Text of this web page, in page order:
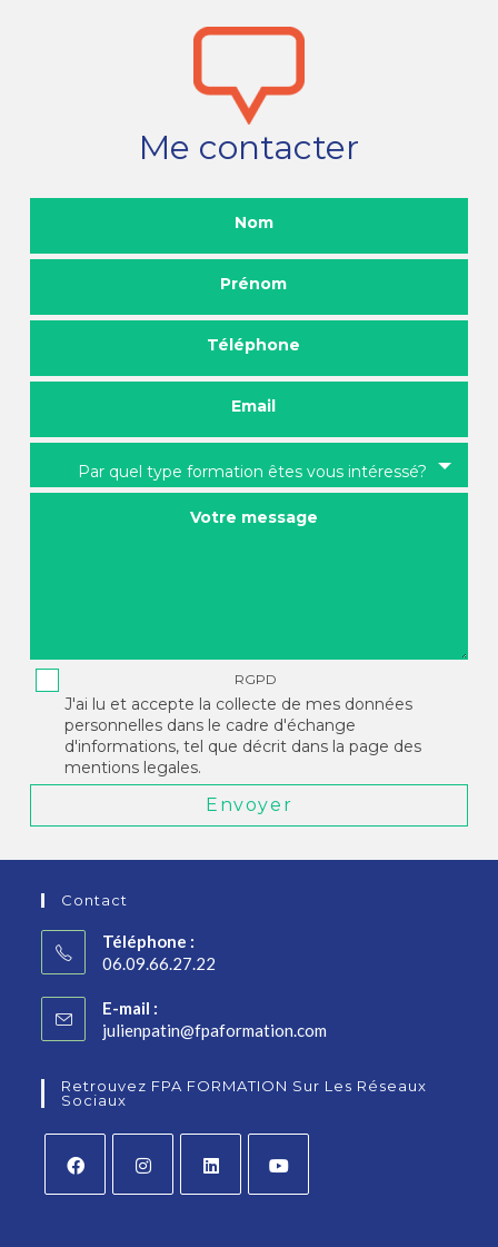
Me contacter
Nom
Prénom
Téléphone
Email
Par quel type formation êtes vous intéressé?
Votre message
RGPD
J'ai lu et accepte la collecte de mes données
personnelles dans le cadre d'échange
d'informations, tel que décrit dans la page des
mentions legales.
Envoyer
Contact
Téléphone :
06.09.66.27.22
E-mail :
julienpatin@fpaformation.com
Retrouvez FPA FORMATION Sur Les Réseaux
Sociaux